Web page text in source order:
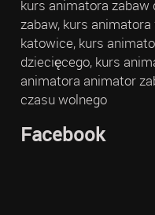
kurs animatora zabaw
zabaw, kurs
katowice, kurs
dziecięcego, kurs
animatora animator
czasu wolnego
Facebook